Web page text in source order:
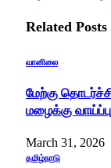
Related Posts
வானிலை
மேற்கு
மழைக்கு வாய்ப்பு
March 31, 2026
தமிழ்நாடு